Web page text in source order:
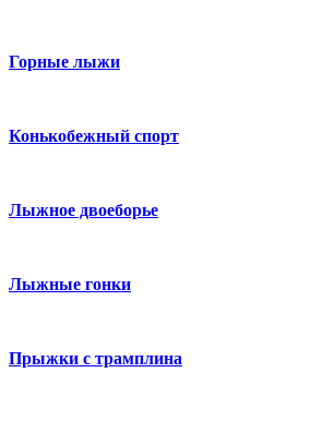
Горные лыжи
Конькобежный спорт
Лыжное двоеборье
Лыжные гонки
Прыжки с трамплина